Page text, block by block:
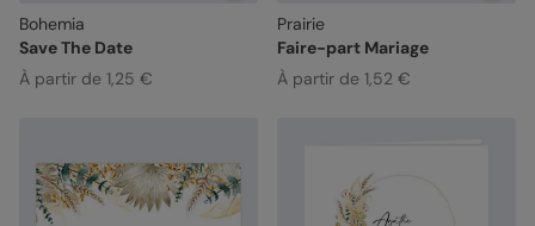
Bohemia
Save The Date
À partir de 1,25 €
Prairie
Faire-part Mariage
À partir de 1,52 €